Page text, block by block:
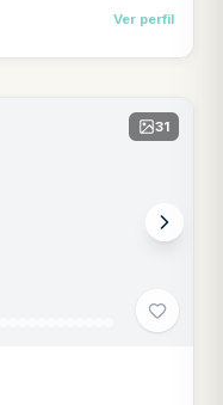
Ver perfil
31